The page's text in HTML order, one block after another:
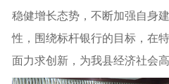
稳健增长态势，不断加强自身
性，围绕标杆银行的目标，在
面力求创新，为我县经济社会